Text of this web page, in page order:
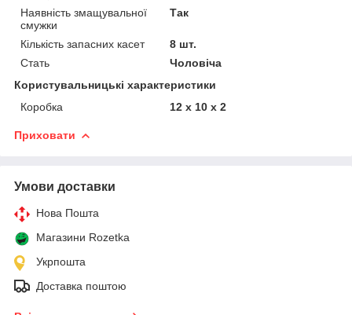
Наявність змащувальної
смужки
Так
Кількість запасних касет
8 шт.
Стать
Чоловіча
Користувальницькі характеристики
Коробка
12 x 10 x 2
Приховати
Умови доставки
Нова Пошта
Магазини Rozetka
Укрпошта
Доставка поштою